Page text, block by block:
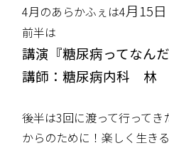
4月のあらかふぇは4月15日
前半は
講演『糖尿病ってなんだ
講師：糖尿病内科 林
後半は3回に渡って行って
からのために！楽しく生き